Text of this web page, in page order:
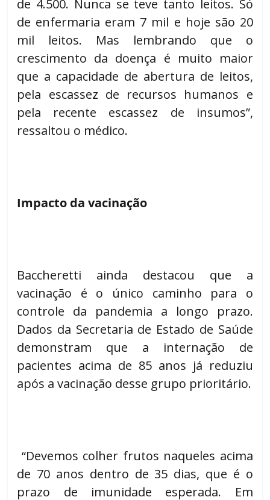
de 4.500. Nunca se teve tanto leitos. Só
de enfermaria eram 7 mil e hoje são 20
mil leitos. Mas lembrando que o
crescimento da doença é muito maior
que a capacidade de abertura de leitos,
pela escassez de recursos humanos e
pela recente escassez de insumos”,
ressaltou o médico.
Impacto da vacinação
Baccheretti ainda destacou que a
vacinação é o único caminho para o
controle da pandemia a longo prazo.
Dados da Secretaria de Estado de Saúde
demonstram que a internação de
pacientes acima de 85 anos já reduziu
após a vacinação desse grupo prioritário.
“Devemos colher frutos naqueles acima
de 70 anos dentro de 35 dias, que é o
prazo de imunidade esperada. Em